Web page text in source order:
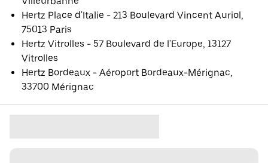
Hertz Place d'Italie - 213 Boulevard Vincent Auriol,
75013 Paris
Hertz Vitrolles - 57 Boulevard de l'Europe, 13127
Vitrolles
Hertz Bordeaux - Aéroport Bordeaux-Mérignac,
33700 Mérignac